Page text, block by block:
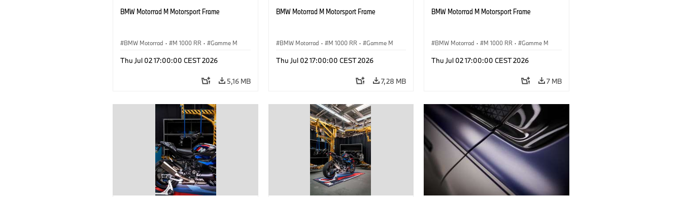
BMW Motorrad M Motorsport Frame
BMW Motorrad · M 1000 RR · Gamme M
Thu Jul 02 17:00:00 CEST 2026
5,16 MB
BMW Motorrad M Motorsport Frame
BMW Motorrad · M 1000 RR · Gamme M
Thu Jul 02 17:00:00 CEST 2026
7,28 MB
BMW Motorrad M Motorsport Frame
BMW Motorrad · M 1000 RR · Gamme M
Thu Jul 02 17:00:00 CEST 2026
7 MB